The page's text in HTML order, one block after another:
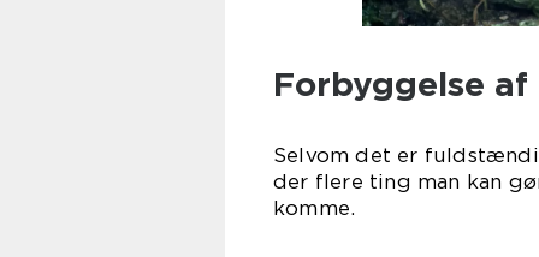
Forbyggelse
Selvom det er
der flere ting man kan